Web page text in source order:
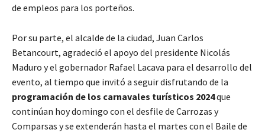
de empleos para los porteños.
Por su parte, el alcalde de la ciudad, Juan Carlos
Betancourt, agradeció el apoyo del presidente Nicolás
Maduro y el gobernador Rafael Lacava para el desarrollo del
evento, al tiempo que invitó a seguir disfrutando de la
programación de los carnavales turísticos 2024que
continúan hoy domingo con el desfile de Carrozas y
Comparsas y se extenderán hasta el martes con el Baile de